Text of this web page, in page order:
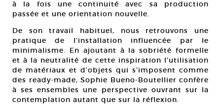
à la fois une continuité avec sa production
passée et une orientation nouvelle.
De son travail habituel, nous retrouvons une
pratique de l’installation influencée par le
minimalisme. En ajoutant à la sobriété formelle
et à la neutralité de cette inspiration l’utilisation
de matériaux et d’objets qui s’imposent comme
des ready-made, Sophie Bueno-Boutellier confère
à ses ensembles une perspective ouvrant sur la
contemplation autant que sur la réflexion.